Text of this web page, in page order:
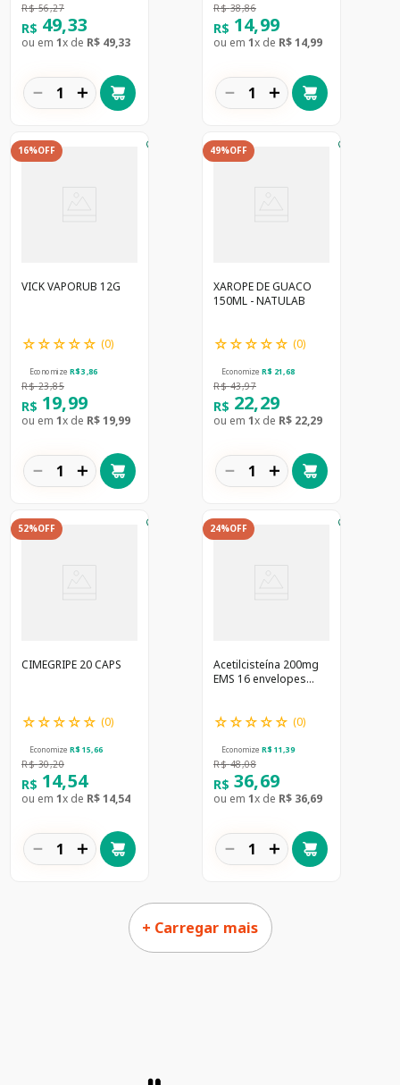
R$ 56,27
R$ 49,33
ou em 1x de R$ 49,33
＋
－
R$ 38,86
R$ 14,99
ou em 1x de R$14,99
＋
－
16%OFF
VICK VAPORUB 12G
☆☆☆☆☆ (0)
Economize R$ 3,86
R$ 23,85
R$ 19,99
ou em 1x de R$19,99
＋
－
49%OFF
XAROPE DE GUACO
150ML - NATULAB
☆☆☆☆☆ (0)
Economize R$ 21,68
R$ 43,97
R$ 22,29
ou em 1x de R$ 22,29
＋
－
52%OFF
CIMEGRIPE 20 CAPS
☆☆☆☆☆ (0)
Economize R$ 15,66
R$ 30,20
R$ 14,54
ou em 1x de R$14,54
＋
－
24%OFF
Acetilcisteína 200mg
EMS 16 envelopes
☆☆☆☆☆ (0)
Economize R$ 11,39
R$ 48,08
R$ 36,69
ou em 1x de R$ 36,69
＋
－